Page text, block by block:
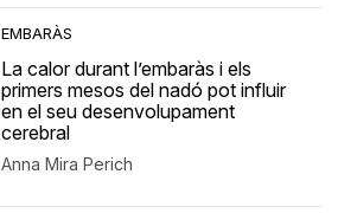
EMBARÀS
La calor durant l’embaràs i els
primers mesos del nadó pot influir
en el seu desenvolupament
cerebral
Anna Mira Perich